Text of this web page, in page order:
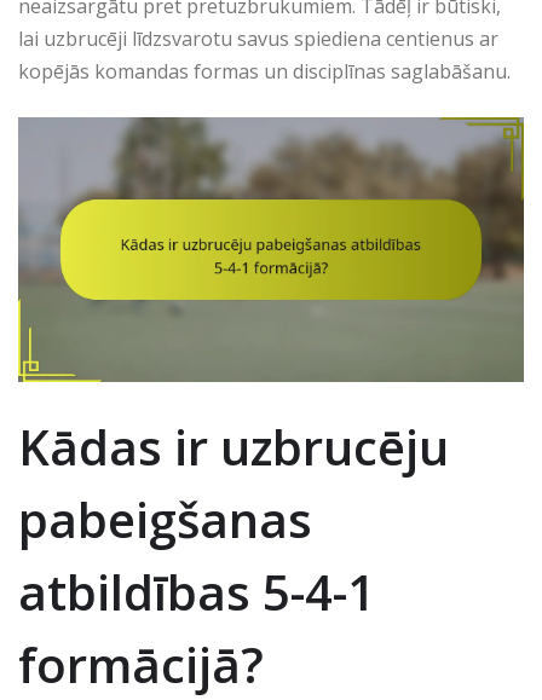
neaizsargātu pret pretuzbrukumiem. Tādēļ ir būtiski,
lai uzbrucēji līdzsvarotu savus spiediena centienus ar
kopējās komandas formas un disciplīnas saglabāšanu.
Kādas ir uzbrucēju
pabeigšanas
atbildības 5-4-1
formācijā?